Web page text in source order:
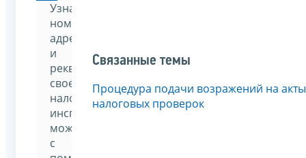
Узнать
номер,
адрес
и
реквизиты
своей
налоговой
инспекции
можно
с
Связанные темы
Процедура подачи возражений на акты
налоговых проверок